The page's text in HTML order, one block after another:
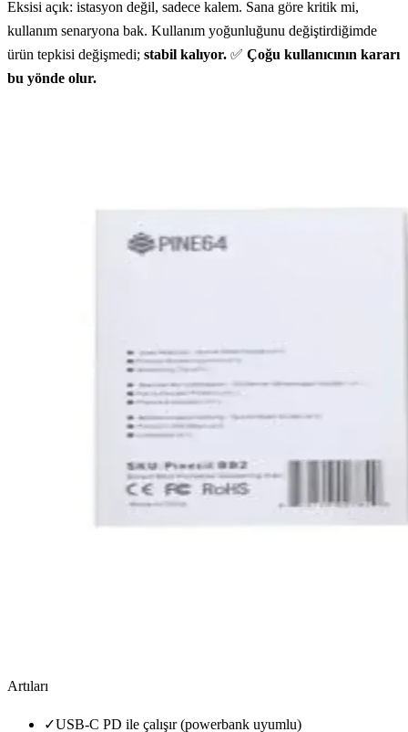
Eksisi açık: istasyon değil, sadece kalem. Sana göre kritik mi,
kullanım senaryona bak. Kullanım yoğunluğunu değiştirdiğimde
ürün tepkisi değişmedi; stabil kalıyor. ✅ Çoğu kullanıcının kararı
bu yönde olur.
Artıları
✓USB-C PD ile çalışır (powerbank uyumlu)